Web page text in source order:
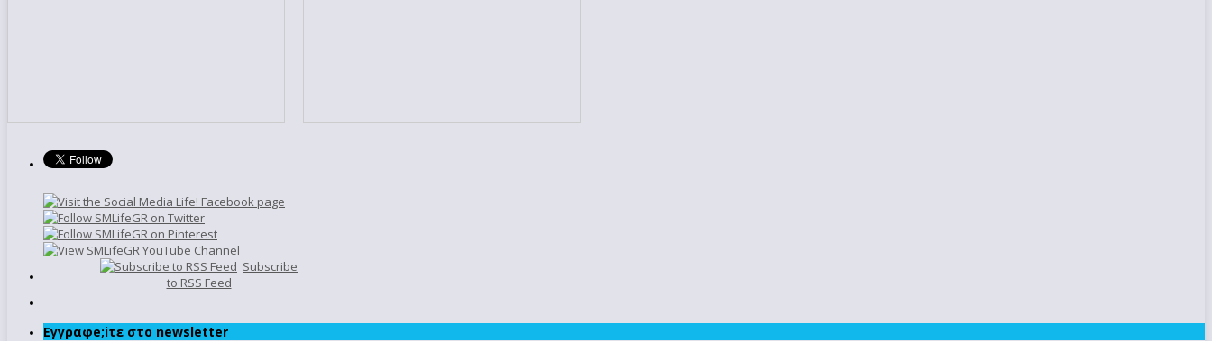
Subscribe
to RSS Feed
Εγγραφe;iτε στο newsletter